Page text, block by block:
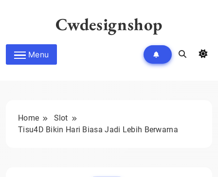
Cwdesignshop
Menu
Home
Slot
Tisu4D Bikin Hari Biasa Jadi Lebih Berwarna